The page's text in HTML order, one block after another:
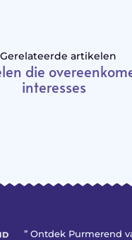
Gerelateerde artikelen
die
interesses
” Ontdek Purmerend